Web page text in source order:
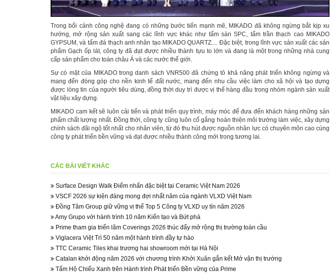
Trong bối cảnh công nghệ đang có những bước tiến mạnh mẽ, MIKADO đã không ngừng bắt kịp xu
hướng, mở rộng sản xuất sang các lĩnh vực khác như tấm sàn SPC, tấm trần thạch cao MIKADO
GYPSUM, và tấm đá thạch anh nhân tạo MIKADO QUARTZ.... Đặc biệt, trong lĩnh vực sản xuất các sản
phẩm Gạch ốp lát, công ty đã đạt được nhiều thành tựu to lớn và đang là một trong những nhà cung
cấp sản phẩm cho toàn châu Á và các nước thế giới.
Sự có mặt của MIKADO trong danh sách VNR500 đã chứng tỏ khả năng phát triển không ngừng và
mang đến đóng góp cho nền kinh tế đất nước, mang đến nhu cầu việc làm cho xã hội và tạo dựng
được lòng tin của người tiêu dùng, đồng thời duy trì được vị thế hàng đầu trong nhóm ngành sản xuất
vật liệu xây dựng.
MIKADO cam kết sẽ luôn cải tiến và phát triển quy trình, máy móc để đưa đến khách hàng những sản
phẩm chất lượng nhất. Đồng thời, công ty cũng luôn cố gắng hoàn thiện môi trường làm việc, xây dựng
chính sách đãi ngộ tốt nhất cho nhân viên, từ đó thu hút được nguồn nhân lực có chuyên môn cao cùng
công ty phát triển bền vững và đạt được nhiều thành công mới trong tương lai.
CÁC BÀI VIẾT KHÁC
Surface Design Walk Điểm nhấn đặc biệt tại Ceramic Việt Nam 2026
VSCF 2026 sự kiện đáng mong đợi nhất năm của ngành VLXD Việt Nam
Đồng Tâm Group giữ vững vị thế Top 5 Công ty VLXD uy tín năm 2026
Amy Grupo với hành trình 10 năm Kiến tạo và Bứt phá
Prime tham gia triển lãm Coverings 2026 thúc đẩy mở rộng thị trường toàn cầu
Viglacera Việt Trì 50 năm một hành trình đầy tự hào
TTC Ceramic Tiles khai trương hai showroom mới tại Hà Nội
Catalan khởi động năm 2026 với chương trình Khởi Xuân gắn kết Mở vận thị trường
Tấm Hộ Chiếu Xanh trên Hành trình Phát triển Bền vững của Prime